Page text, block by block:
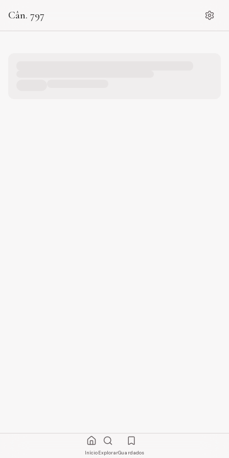
Cân. 797
InícioExplorarGuardados